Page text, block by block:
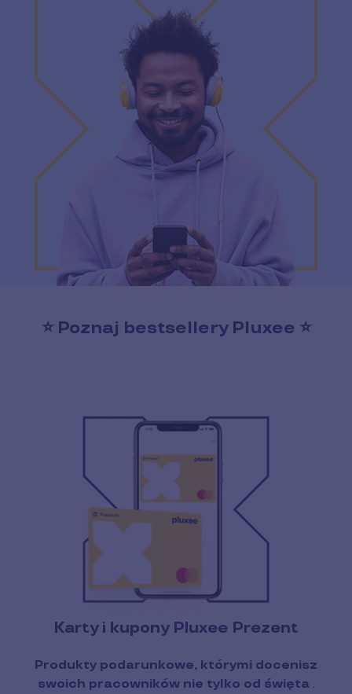
⭐️ Poznaj bestsellery Pluxee ⭐️
Karty i kupony Pluxee Prezent
Produkty podarunkowe, którymi docenisz
swoich pracowników nie tylko od święta .